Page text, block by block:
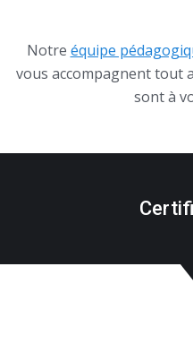
Notre équipe
vous accompagnent tout
sont à